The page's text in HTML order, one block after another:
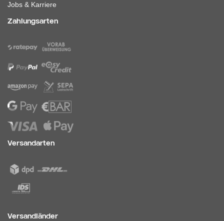
Jobs & Karriere
Zahlungsarten
Versandarten
Versandländer